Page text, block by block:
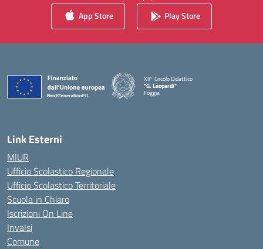
App Store Play Store
XII° Circolo Didattico
"G. Leopardi"
Foggia
— Visita la pagina iniziale della scuola
Link Esterni
MIUR
Ufficio Scolastico Regionale
Ufficio Scolastico Territoriale
Scuola in Chiaro
Iscrizioni On Line
Invalsi
Comune